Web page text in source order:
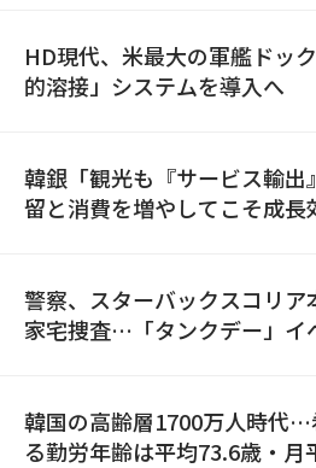
HD現代、米最大の軍艦ドッ
的溶接」システムを導入へ
韓銀「観光も『サービス輸
留と消費を増やしてこそ成長
警察、スターバックスコリア
家宅捜査…「タンクデー」イ
韓国の高齢層1700万人時代…
る勤労年齢は平均73.6歳・月